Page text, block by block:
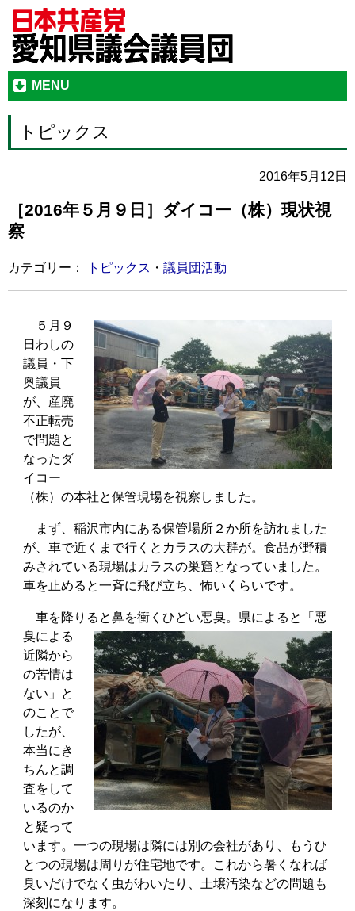
MENU
トピックス
2016年5月12日
［2016年５月９日］ダイコー（株）現状視
察
カテゴリー： トピックス ・ 議員団活動
５月９
日わしの
議員・下
奥議員
が、産廃
不正転売
で問題と
なったダ
イコー
（株）の本社と保管現場を視察しました。
まず、稲沢市内にある保管場所２か所を訪れました
が、車で近くまで行くとカラスの大群が。食品が野積
みされている現場はカラスの巣窟となっていました。
車を止めると一斉に飛び立ち、怖いくらいです。
車を降り ると鼻を衝くひどい悪臭。県によると「悪
臭による
近隣から
の苦情は
ない」と
のことで
したが、
本当にき
ちんと調
査をして
いるのか
と疑って
います。一つの現場は隣には別の会社があり、もうひ
とつの現場は周りが住宅地です。これから暑くなれば
臭いだけでなく虫がわいたり、土壌汚染などの問題も
深刻になります。